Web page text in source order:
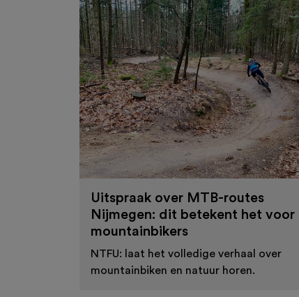
Uitspraak over MTB-routes
Nijmegen: dit betekent het voor
mountainbikers
NTFU: laat het volledige verhaal over
mountainbiken en natuur horen.